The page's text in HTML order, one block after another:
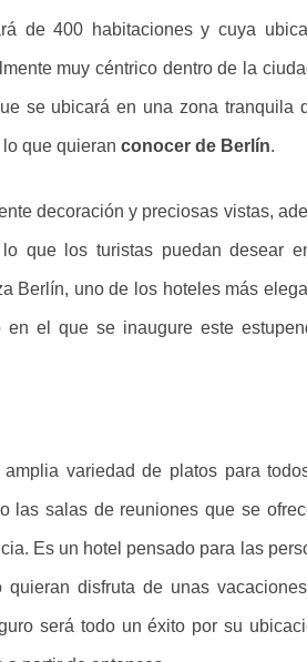
de 400 habitaciones y cuya
muy céntrico dentro de la
se ubicará en una zona tranquila
que quieran conocer de Berlín.
decoración y preciosas vistas,
que los turistas puedan desear
Berlín, uno de los hoteles más
el que se inaugure este
variedad de platos para
las salas de reuniones que se
Es un hotel pensado para las
disfruta de unas
será todo un éxito por su